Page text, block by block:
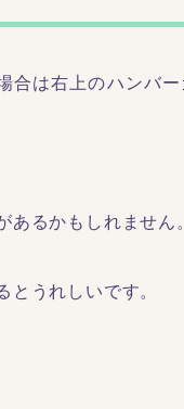
合は右上のハンバー
るかもしれません
うれしいです。